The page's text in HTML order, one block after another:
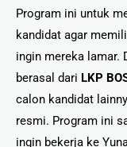
Program ini untuk
kandidat agar
ingin mereka lamar.
berasal dari LKP
calon kandidat
resmi. Program ini
ingin bekerja ke